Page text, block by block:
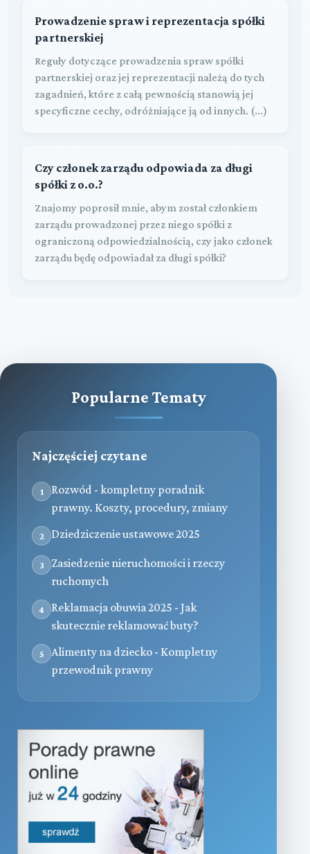
Prowadzenie spraw i reprezentacja spółki
partnerskiej
Reguły dotyczące prowadzenia spraw spółki
partnerskiej oraz jej reprezentacji należą do tych
zagadnień, które z całą pewnością stanowią jej
specyficzne cechy, odróżniające ją od innych. (...)
Czy członek zarządu odpowiada za długi
spółki z o.o.?
Znajomy poprosił mnie, abym został członkiem
zarządu prowadzonej przez niego spółki z
ograniczoną odpowiedzialnością, czy jako członek
zarządu będę odpowiadał za długi spółki?
Popularne Tematy
Najczęściej czytane
1
Rozwód - kompletny poradnik
prawny. Koszty, procedury, zmiany
2 Dziedziczenie ustawowe 2025
3
Zasiedzenie nieruchomości i rzeczy
ruchomych
4
Reklamacja obuwia 2025 - Jak
skutecznie reklamować buty?
5
Alimenty na dziecko - Kompletny
przewodnik prawny